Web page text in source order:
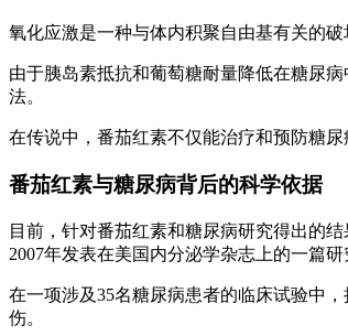
氧化应激是一种与体内积聚自由基有关的
由于胰岛素抵抗和葡萄糖耐量降低在糖尿
法。
在传说中，番茄红素不仅能治疗和预防糖
番茄红素与糖尿病背后的科学依据
目前，针对番茄红素和糖尿病研究得出的
2007年发表在美国内分泌学杂志上的一篇
在一项涉及35名糖尿病患者的临床试验中
伤。